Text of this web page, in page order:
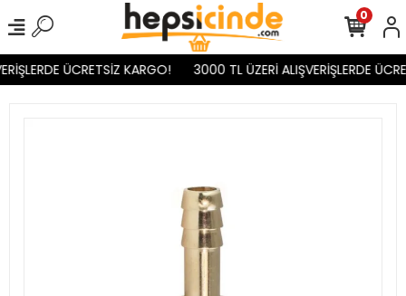
ÜCRETSİZ KARGO! 3000 TL ÜZERİ ALIŞVERİŞLERDE
0